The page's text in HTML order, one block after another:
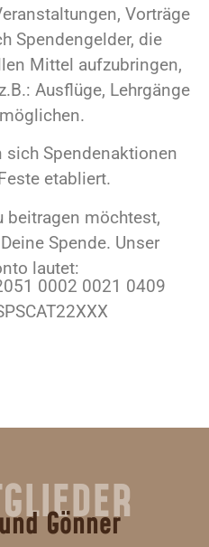
Vorträge
Spendengelder, die
Mittel aufzubringen,
Ausflüge, Lehrgänge
sich Spendenaktionen
etabliert.
beitragen möchtest,
Spende. Unser
lautet:
0002 0021 0409
Gönner